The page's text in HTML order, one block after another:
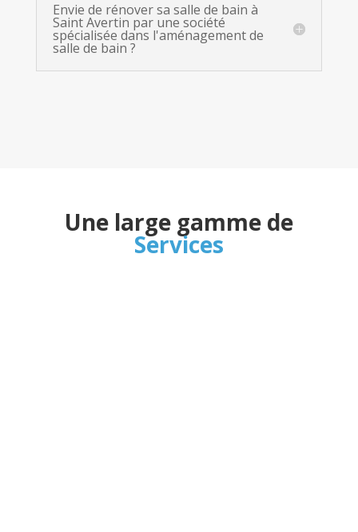
Envie de rénover sa salle de bain à
Saint Avertin par une société
spécialisée dans l'aménagement de
salle de bain ?
Une large gamme de
Services